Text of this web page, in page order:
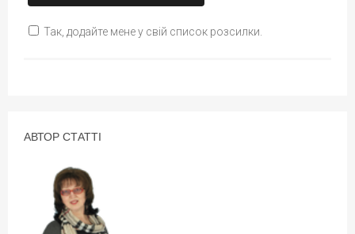
Так, додайте мене у свій список розсилки.
АВТОР СТАТТІ